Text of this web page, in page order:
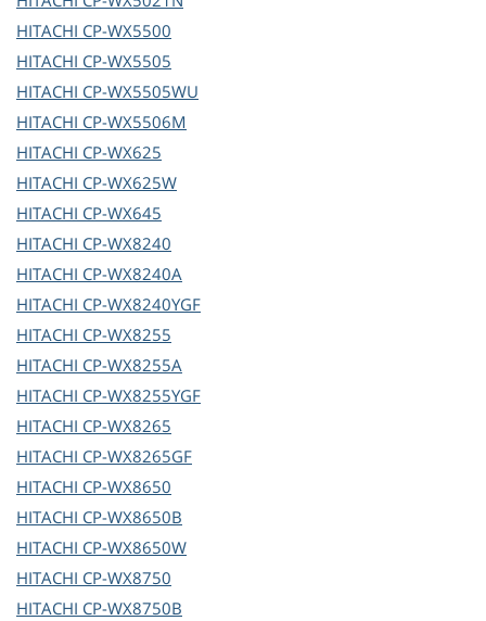
HITACHI CP-WX5500
HITACHI CP-WX5505
HITACHI CP-WX5505WU
HITACHI CP-WX5506M
HITACHI CP-WX625
HITACHI CP-WX625W
HITACHI CP-WX645
HITACHI CP-WX8240
HITACHI CP-WX8240A
HITACHI CP-WX8240YGF
HITACHI CP-WX8255
HITACHI CP-WX8255A
HITACHI CP-WX8255YGF
HITACHI CP-WX8265
HITACHI CP-WX8265GF
HITACHI CP-WX8650
HITACHI CP-WX8650B
HITACHI CP-WX8650W
HITACHI CP-WX8750
HITACHI CP-WX8750B